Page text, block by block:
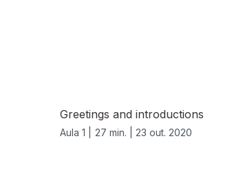
Greetings and introductions
Aula 1 | 27 min. | 23 out. 2020